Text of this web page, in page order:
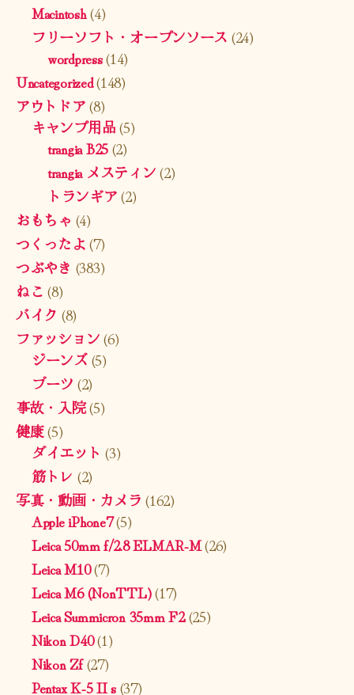
Macintosh(4)
フリーソフト・オープンソース (24)
wordpress(14)
Uncategorized(148)
アウトドア(8)
キャンプ用品(5)
trangia B25(2)
trangia メスティン(2)
トランギア(2)
おもちゃ (4)
つくったよ(7)
つぶやき (383)
ねこ (8)
バイク (8)
ファッション(6)
ジーンズ(5)
ブーツ (2)
事故・入院(5)
健康(5)
ダイエット (3)
筋トレ (2)
写真・動画・カメラ (162)
Apple iPhone7(5)
Leica 50mm f/2.8 ELMAR-M(26)
Leica M10(7)
Leica M6 (NonTTL)(17)
Leica Summicron 35mm F2(25)
Nikon D40(1)
Nikon Zf(27)
Pentax K-5 II s(37)